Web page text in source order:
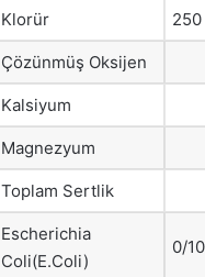
Klorür 250
Çözünmüş Oksijen
Kalsiyum
Magnezyum
Toplam Sertlik
Escherichia
Coli(E.Coli)
0/